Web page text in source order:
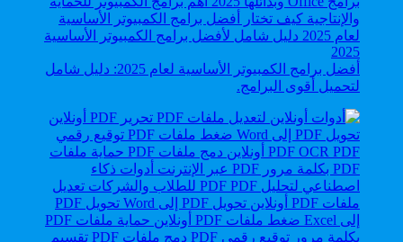
أفضل برامج الكمبيوتر الأساسية لعام 2025: دليل شامل
لتحميل أقوى البرامج.